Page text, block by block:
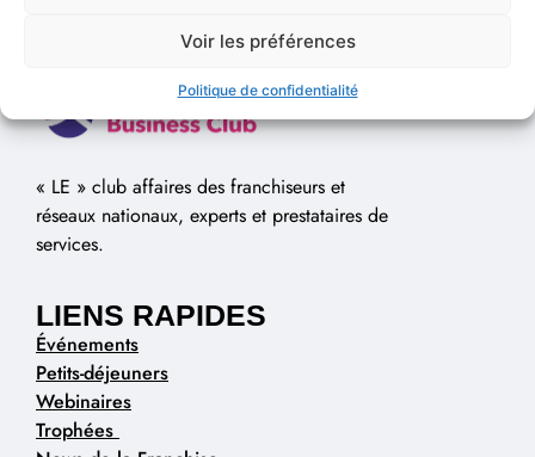
Voir les préférences
Politique de confidentialité
« LE » club affaires des franchiseurs et
réseaux nationaux, experts et prestataires de
services.
LIENS RAPIDES
Événements
Petits-déjeuners
Webinaires
Trophées